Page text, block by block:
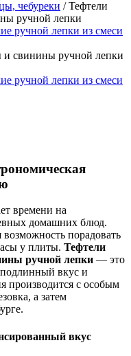
чебуреки / Тефтели
ручной лепки
и свинины ручной лепки
времени на
домашних блюд.
возможность порадовать
у плиты. Тефтели
ручной лепки — это
подлинный вкус и
производится с особым
а затем
вкус